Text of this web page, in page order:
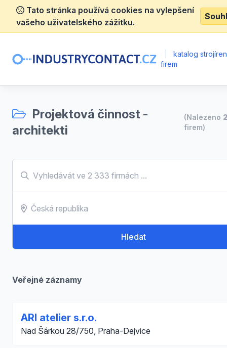
Tato stránka používá cookies na vylepšení
vašeho uživatelského zážitku.
katalog
firem
Projektová činnost -
architekti
(Nalezeno
firem)
Hledat
Veřejné záznamy
ARI atelier s.r.o.
Nad Šárkou 28/750, Praha-Dejvice